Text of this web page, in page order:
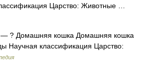
Царство: Животные …
— ? Домашняя кошка Домашняя кошка
Научная классификация Царство: